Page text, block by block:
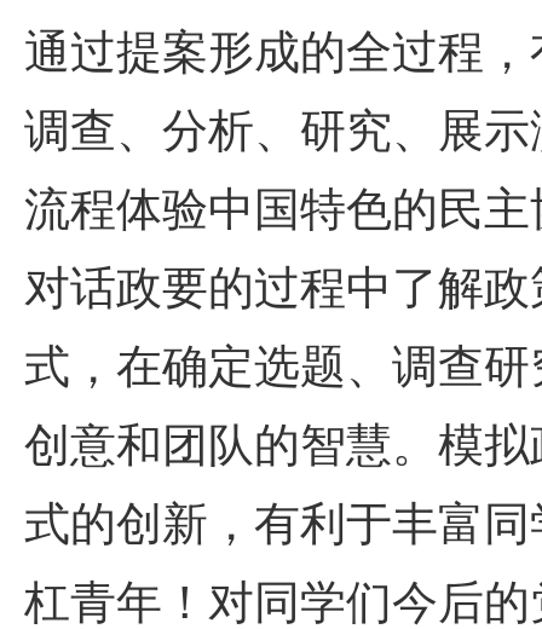
通过提案形成的全过程
调查、分析、研究、展
流程体验中国特色的民
对话政要的过程中了解
式，在确定选题、调查
创意和团队的智慧。模
式的创新，有利于丰富
杠青年！对同学们今后